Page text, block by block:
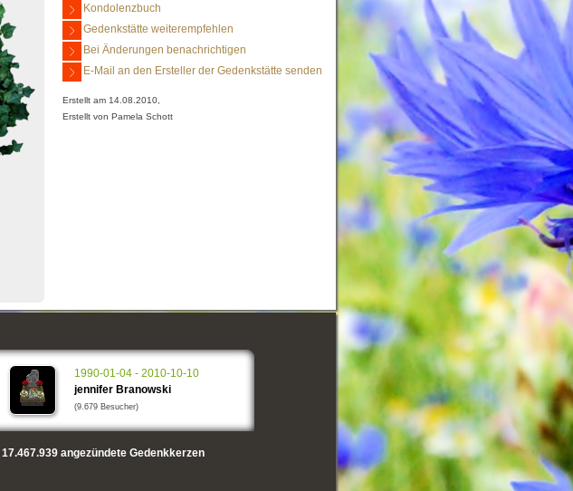
Kondolenzbuch
Gedenkstätte weiterempfehlen
Bei Änderungen benachrichtigen
E-Mail an den Ersteller der Gedenkstätte senden
Erstellt am 14.08.2010,
Erstellt von Pamela Schott
1990-01-04 - 2010-10-10
jennifer Branowski
(9.679 Besucher)
17.467.939angezündete Gedenkkerzen